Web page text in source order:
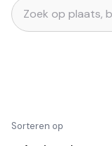
Sorteren op